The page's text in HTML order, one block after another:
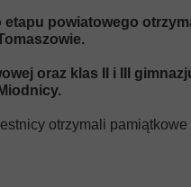
powiatowego
oraz klas II i III
otrzymali